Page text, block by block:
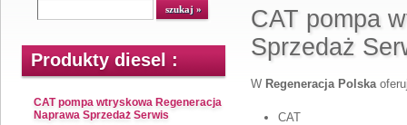
Produkty diesel :
CAT pompa wtryskowa Regeneracja
Naprawa Sprzedaż Serwis
CAT pompa
Sprzedaż
W Regeneracja Polska
CAT